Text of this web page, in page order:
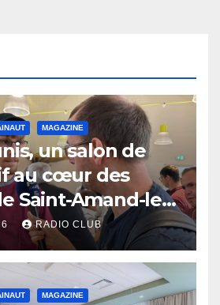
MAGAZINE
un salon de
au cœur des
Saint-Amand-les-
RADIO CLUB
MAGAZINE